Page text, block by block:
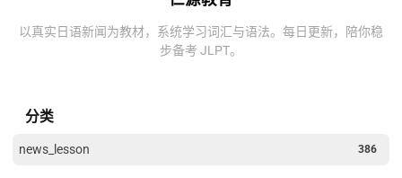
以真实日语新闻为教材，系统学习词汇与语法。每日更新，陪你稳
步备考 JLPT。
分类
news_lesson 386